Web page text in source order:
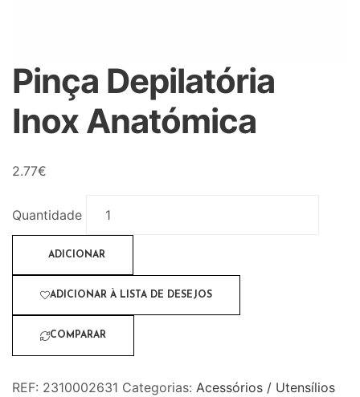
Pinça Depilatória
Inox Anatómica
2.77€
Quantidade
ADICIONAR
ADICIONAR À LISTA DE DESEJOS
COMPARAR
REF: 2310002631 Categorias: Acessórios / Utensílios